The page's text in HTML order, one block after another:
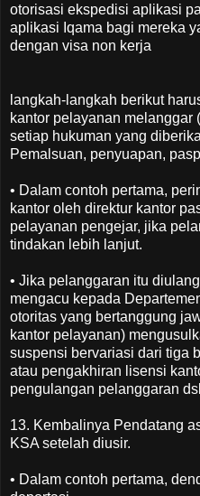
otorisasi ekspedisi aplikasi
aplikasi Iqama bagi mereka
dengan visa non kerja
langkah-langkah berikut
kantor pelayanan melanggar
setiap hukuman yang
Pemalsuan, penyuapan,
• Dalam contoh pertama,
kantor oleh direktur kantor
pelayanan pengejar, jika
tindakan lebih lanjut.
• Jika pelanggaran itu
mengacu kepada
otoritas yang bertanggung
kantor pelayanan)
suspensi bervariasi dari tiga
atau pengakhiran lisensi
pengulangan pelanggaran
13. Kembalinya Pendatang
KSA setelah diusir.
• Dalam contoh pertama,